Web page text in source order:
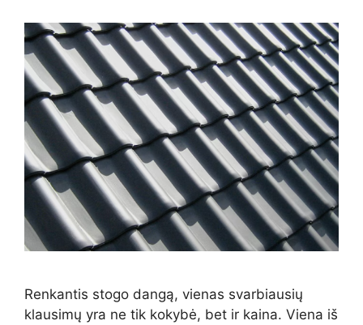
Renkantis stogo dangą, vienas svarbiausių
klausimų yra ne tik kokybė, bet ir kaina. Viena iš